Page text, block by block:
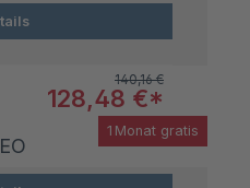
1 Monat gratis
Regulärer Preis:
140,16 €
Verkaufspreis:
128,48 €*